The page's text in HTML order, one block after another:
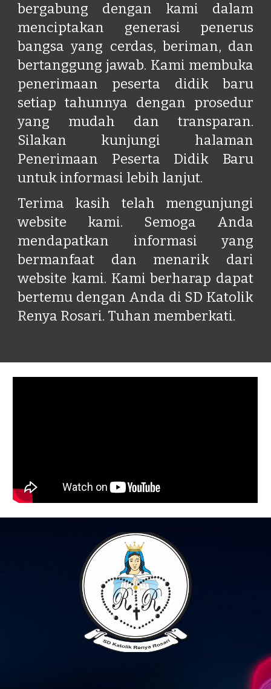
bergabung dengan kami dalam
menciptakan generasi penerus
bangsa yang cerdas, beriman, dan
bertanggung jawab. Kami membuka
penerimaan peserta didik baru
setiap tahunnya dengan prosedur
yang mudah dan transparan.
Silakan kunjungi halaman
Penerimaan Peserta Didik Baru
untuk informasi lebih lanjut.
Terima kasih telah mengunjungi
website kami. Semoga Anda
mendapatkan informasi yang
bermanfaat dan menarik dari
website kami. Kami berharap dapat
bertemu dengan Anda di SD Katolik
Renya Rosari. Tuhan memberkati.